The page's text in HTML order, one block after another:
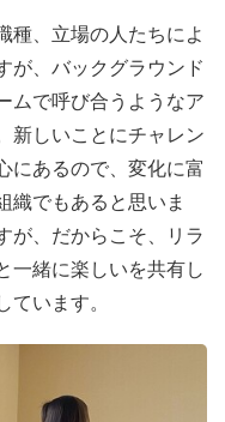
会課題を変革させるア
届ける啓発活動、支援
、「セクシュアルリプ
SRHR）の改善を求め
向け、包括的な取り組
当を募集！
ても、「助けて」と
い」そう思える社会を
ングの仕事の中心は、
「仲間づくり」にある
種、立場の人たちによ
が、バックグラウンド
ムで呼び合うようなア
新しいことにチャレン
にあるので、変化に富
織でもあると思いま
が、だからこそ、リラ
一緒に楽しいを共有し
ています。